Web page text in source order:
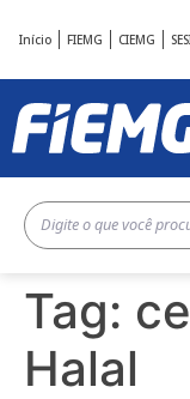
Início FIEMG CIEMG
Tag:
Halal